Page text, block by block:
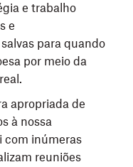
e trabalho
e
para quando
por meio da
apropriada de
à nossa
com inúmeras
reuniões